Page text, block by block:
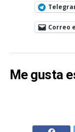
Correo
Me gusta